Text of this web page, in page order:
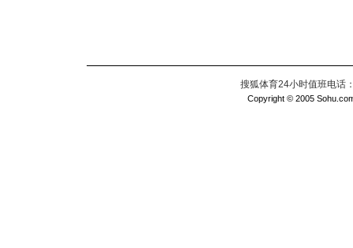
搜狐体育24小时值班电话
Copyright © 2005